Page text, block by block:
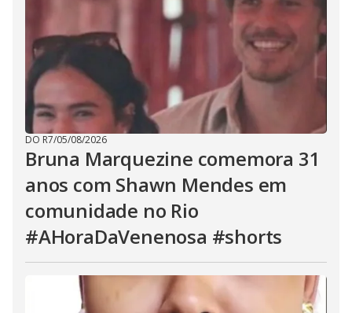
DO R7/05/08/2026
Bruna Marquezine comemora 31
anos com Shawn Mendes em
comunidade no Rio
#AHoraDaVenenosa #shorts